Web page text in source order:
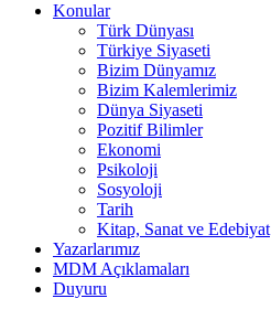
Konular
Türk Dünyası
Türkiye Siyaseti
Bizim Dünyamız
Bizim Kalemlerimiz
Dünya Siyaseti
Pozitif Bilimler
Ekonomi
Psikoloji
Sosyoloji
Tarih
Kitap, Sanat ve Edebiyat
Yazarlarımız
MDM Açıklamaları
Duyuru